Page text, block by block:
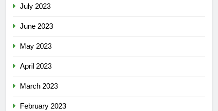
July 2023
June 2023
May 2023
April 2023
March 2023
February 2023